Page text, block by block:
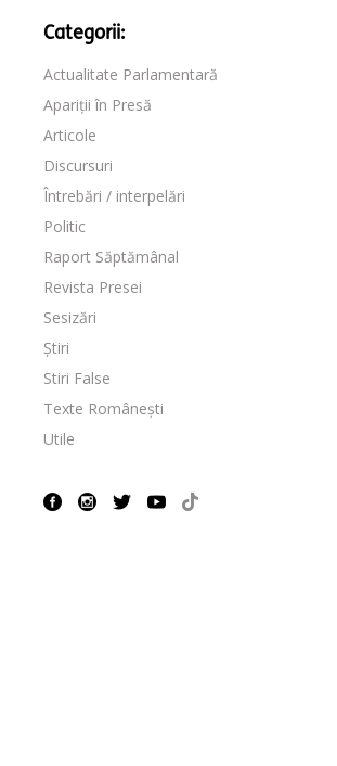
Categorii:
Actualitate Parlamentară
Apariții în Presă
Articole
Discursuri
Întrebări / interpelări
Politic
Raport Săptămânal
Revista Presei
Sesizări
Știri
Stiri False
Texte Românești
Utile